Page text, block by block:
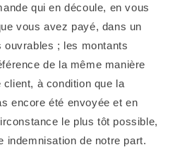
qui en découle, en vous
vous avez payé, dans un
; les montants
de la même manière
à condition que la
encore été envoyée et en
le plus tôt possible,
indemnisation de notre part.